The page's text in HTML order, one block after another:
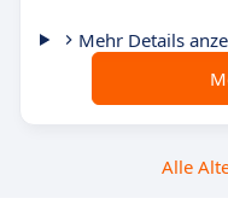
Mehr Details
Alle